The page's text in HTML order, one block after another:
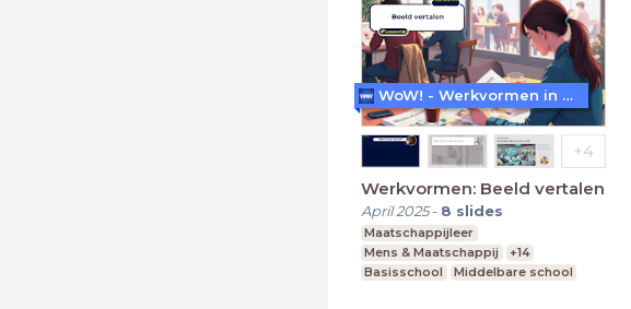
Werkvormen: Beeld vertalen
April 2025- 8 slides
Maatschappijleer
Mens & Maatschappij
+14
Basisschool
Middelbare school
WoW! - Werkvormen in LessonUp